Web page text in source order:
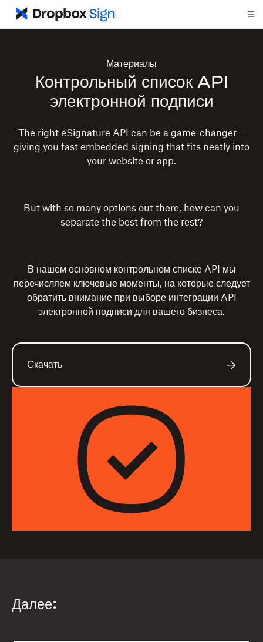
Материалы
Контрольный список API
электронной подписи
The right eSignature API can be a game-changer—
giving you fast embedded signing that fits neatly into
your website or app.
But with so many options out there, how can you
separate the best from the rest?
В нашем основном контрольном списке API мы
перечисляем ключевые моменты, на которые следует
обратить внимание при выборе интеграции API
электронной подписи для вашего бизнеса.
Скачать
Далее: